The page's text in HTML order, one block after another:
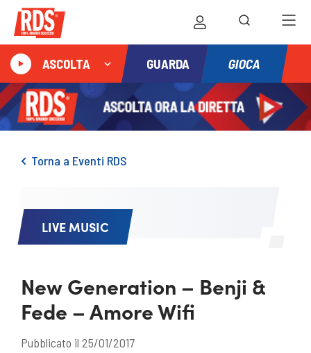
ASCOLTA GUARDA GIOCA
Torna a Eventi RDS
LIVE MUSIC
New Generation – Benji &
Fede – Amore Wifi
Pubblicato il 25/01/2017